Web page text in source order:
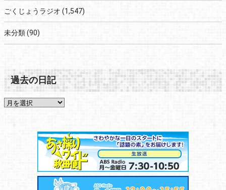
ごくじょうラジオ (1,547)
未分類(90)
過去の日記